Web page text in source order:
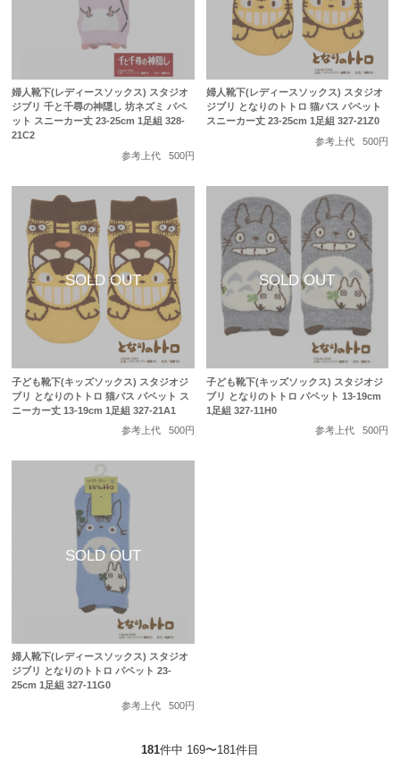
婦人靴下(レディースソックス) スタジオ
ジブリ 千と千尋の神隠し 坊ネズミ パペ
ット スニーカー丈 23-25cm 1足組 328-
21C2
参考上代
500円
婦人靴下(レディースソックス) スタジオ
ジブリ となりのトトロ 猫バス パペット
スニーカー丈 23-25cm 1足組 327-21Z0
参考上代
500円
子ども靴下(キッズソックス) スタジオジ
ブリ となりのトトロ 猫バス パペット ス
ニーカー丈 13-19cm 1足組 327-21A1
参考上代
500円
子ども靴下(キッズソックス) スタジオジ
ブリ となりのトトロ パペット 13-19cm
1足組 327-11H0
参考上代
500円
婦人靴下(レディースソックス) スタジオ
ジブリ となりのトトロ パペット 23-
25cm 1足組 327-11G0
参考上代
500円
181件中 169〜181件目